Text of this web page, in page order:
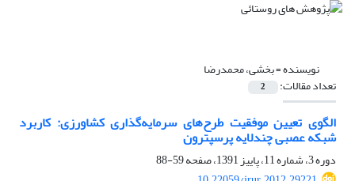
نویسنده =بخشی، محمدرضا
تعداد مقالات: 2
الگوی تعیین موفقیت طرح‌های سرمایه‌گذاری کشاورزی: کاربرد
شبکه عصبی چندلایه پرسپترون
دوره 3، شماره 11، پاییز 1391، صفحه
59-88